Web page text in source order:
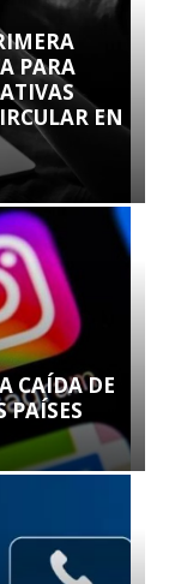
PARA
EN
CAÍDA DE
PAÍSES